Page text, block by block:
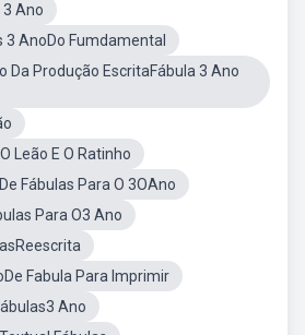
3 Ano
3 AnoDo Fumdamental
Da Produção EscritaFábula 3 Ano
Leão E O Ratinho
Fábulas Para O 3OAno
Para O3 Ano
Fabula Para Imprimir
Ano